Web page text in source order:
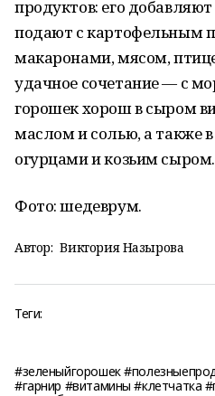
продуктов: его
подают с картофельным
макаронами, мясом,
удачное сочетание — с
горошек хорош в сыром
маслом и солью, а также
огурцами и козьим сыром.
Фото: шедеврум.
Автор: Виктория Назырова
Теги:
#зеленыйгорошек
#гарнир #витамины #клетчатка